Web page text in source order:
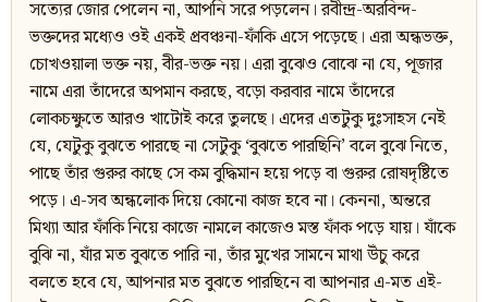
সত্যের জোর পেলেন না, আপনি সরে পড়লেন। রবীন্দ্র-অরবিন্দ-
ভক্তদের মধ্যেও ওই একই প্রবঞ্চনা-ফাঁকি এসে পড়েছে। এরা অন্ধভক্ত,
চোখওয়ালা ভক্ত নয়, বীর-ভক্ত নয়। এরা বুঝেও বোঝে না যে, পূজার
নামে এরা তাঁদেরে অপমান করছে, বড়ো করবার নামে তাঁদেরে
লোকচক্ষুতে আরও খাটোই করে তুলছে। এদের এতটুকু দুঃসাহস নেই
যে, যেটুকু বুঝতে পারছে না সেটুকু ‘বুঝতে পারছিনি’ বলে বুঝে নিতে,
পাছে তাঁর গুরুর কাছে সে কম বুদ্ধিমান হয়ে পড়ে বা গুরুর রোষদৃষ্টিতে
পড়ে। এ-সব অন্ধলোক দিয়ে কোনো কাজ হবে না। কেননা, অন্তরে
মিথ্যা আর ফাঁকি নিয়ে কাজে নামলে কাজেও মস্ত ফাঁক পড়ে যায়। যাঁকে
বুঝি না, যাঁর মত বুঝতে পারি না, তাঁর মুখের সামনে মাথা উঁচু করে
বলতে হবে যে, আপনার মত বুঝতে পারছিনে বা আপনার এ-মত এই-